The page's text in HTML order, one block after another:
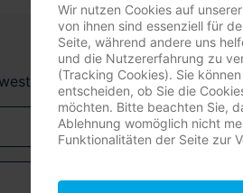
+ Südost)
Wir nutzen Cookies auf
von ihnen sind essenziell für
Seite, während andere uns
und die Nutzererfahrung zu
(Tracking Cookies). Sie
entscheiden, ob Sie die
möchten. Bitte beachten Sie,
Ablehnung womöglich nicht
Funktionalitäten der Seite zur